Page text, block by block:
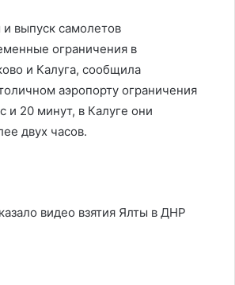
выпуск самолетов
ограничения в
и Калуга, сообщила
аэропорту ограничения
и 20 минут, в Калуге они
двух часов.
видео взятия Ялты в ДНР